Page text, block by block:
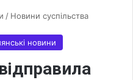
/ Новини суспільства
новини